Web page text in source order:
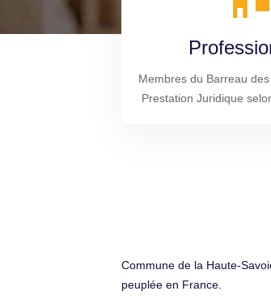
Membres du Barreau
Prestation Juridique
Commune de la Haute-
peuplée en France.